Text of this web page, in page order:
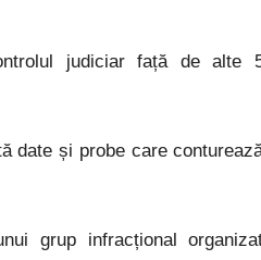
judiciar față de alte
date și probe care
grup infracțional